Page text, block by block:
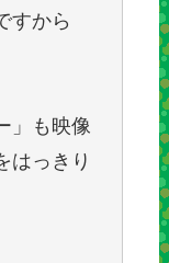
すから
」も映像
はっきり